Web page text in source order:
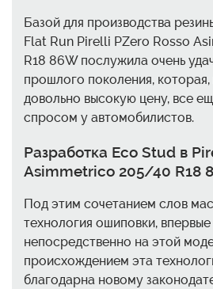
Базой для производства
Flat Run Pirelli PZero Rosso
R18 86W послужила очень
прошлого поколения,
довольно высокую цену, все
спросом у автомобилистов.
Разработка Eco Stud в
Asimmetrico 205/40 R18
Под этим сочетанием слов
технология ошиповки,
непосредственно на этой
происхождением эта
благодарна новому